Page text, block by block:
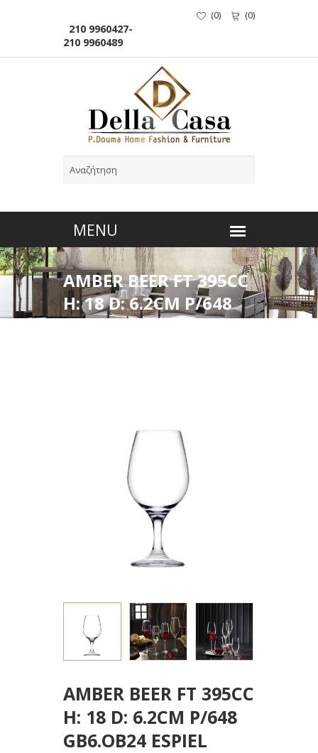
210 9960427-
210 9960489
(0) (0)
AMBER BEER FT 395CC
H: 18 D: 6.2CM P/648
GB6.OB24
AMBER BEER FT 395CC
H: 18 D: 6.2CM P/648
GB6.OB24 ESPIEL